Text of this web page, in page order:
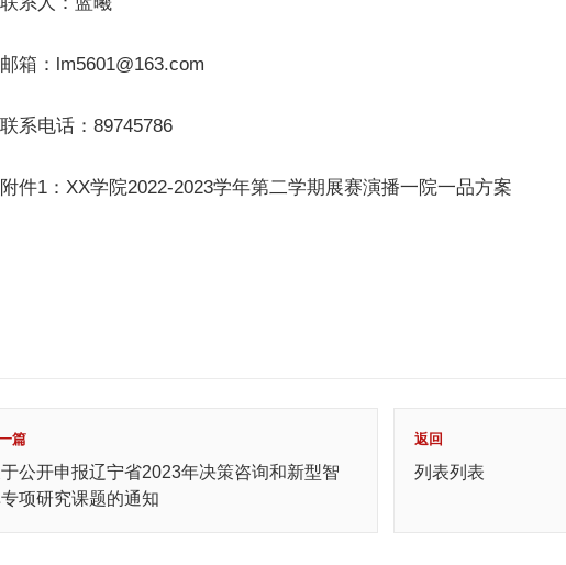
邮箱：lm5601@163.com
联系电话：89745786
附件1：XX学院2022-2023学年第二学期展赛演播一院一品方案
篇
公开申报辽宁省2023年决策咨询和新型智
项研究课题的通知
返回
列表列表